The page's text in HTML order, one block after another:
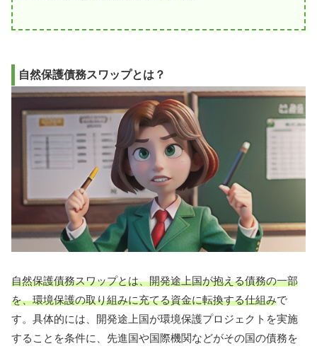
自然保護債務スワップとは？
自然保護債務スワップとは、開発途上国が抱える債務の一部
を、環境保護の取り組みに充てる資金に転換する仕組みで
す。具体的には、開発途上国が環境保護プロジェクトを実施
することを条件に、先進国や国際機関などがその国の債務を